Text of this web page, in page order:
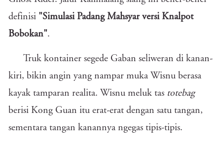
definisi "Simulasi Padang Mahsyar versi Knalpot
Bobokan".
Truk kontainer segede Gaban seliweran di kanan-
kiri, bikin angin yang nampar muka Wisnu berasa
kayak tamparan realita. Wisnu meluk tas totebag
berisi Kong Guan itu erat-erat dengan satu tangan,
sementara tangan kanannya ngegas tipis-tipis.